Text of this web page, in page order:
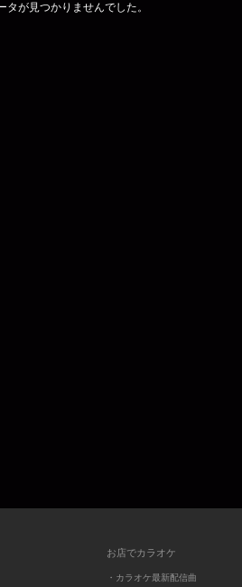
タが見つかりませんでした。
お店でカラオケ
・カラオケ最新配信曲